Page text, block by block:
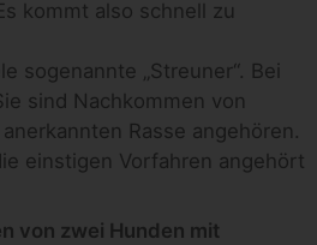
kommt also schnell zu
sogenannte „Streuner“. Bei
sind Nachkommen von
Rasse angehören.
einstigen Vorfahren angehört
von zwei Hunden mit